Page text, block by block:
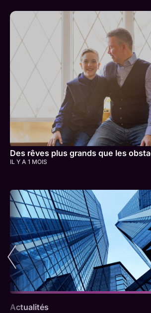
Des rêves plus grands que les
IL Y A 1 MOIS
Actualités